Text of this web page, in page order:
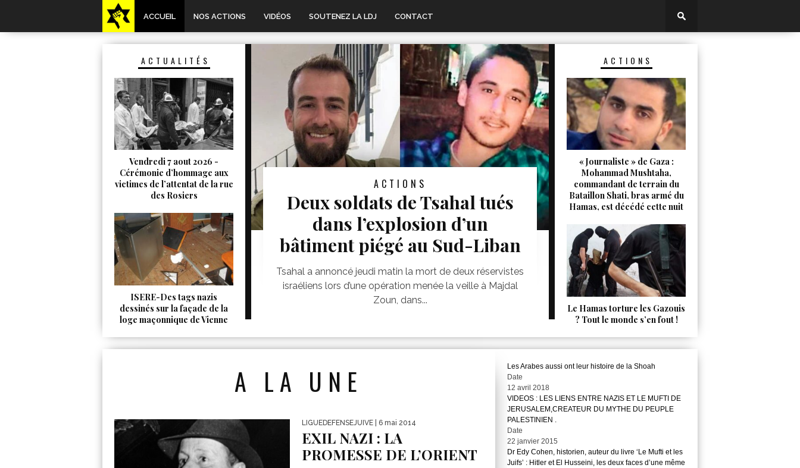
ACCUEIL NOS ACTIONS VIDÉOS SOUTENEZ LA LDJ CONTACT
ACTIONS
Deux soldats de Tsahal tués
dans l’explosion d’un
bâtiment piégé au Sud-Liban
Tsahal a annoncé jeudi matin la mort de deux réservistes
israéliens lors d’une opération menée la veille à Majdal
Zoun, dans...
ACTUALITÉS
Vendredi 7 aout 2026 -
Cérémonie d’hommage aux
victimes de l’attentat de la rue
des Rosiers
ISERE-Des tags nazis
dessinés sur la façade de la
loge maçonnique de Vienne
ACTIONS
« Journaliste » de Gaza :
Mohammad Mushtaha,
commandant de terrain du
Bataillon Shati, bras armé du
Hamas, est décédé cette nuit
Le Hamas torture les Gazouis
? Tout le monde s’en fout !
A LA UNE
LIGUEDEFENSEJUIVE | 6 mai 2014
EXIL NAZI : LA
PROMESSE DE L’ORIENT
Les Arabes aussi ont leur histoire de la Shoah
Date
12 avril 2018
VIDEOS : LES LIENS ENTRE NAZIS ET LE MUFTI DE
JERUSALEM,CREATEUR DU MYTHE DU PEUPLE
PALESTINIEN .
Date
22 janvier 2015
Dr Edy Cohen, historien, auteur du livre ‘Le Mufti et les
Juifs’ : Hitler et El Husseini, les deux faces d’une même